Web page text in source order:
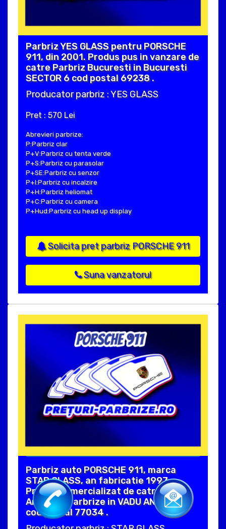
Parbriz YES GLASS pentru PORSCHE
911, din 2001. Produs pus in vanzare de
catre Parbriz Bucuresti in Bucuresti
SECTOR 6 cod postal 69238 .
Producator parbriz : YES GLASS
Pret : 570 Lei
Abrevieri parbrize:
P:Parbriz clar
P+V:Parbriz cu tenta verde
P+S:Parbriz cu parasolar
P+SE:Parbriz cu senzor
P+I:Parbriz cu incalzire
P+H:Parbriz heliomat
P+C:Parbriz cu camera
P+Hud:Parbriz cu head up display
Solicita pret parbriz PORSCHE 911
Suna vanzatorul
Parbriz auto PORSCHE 911, marca
STAR GLASS, an fabricatie 1997.
Produs comercializat de catre
Anunturi Parbrize in VADU ANEI ILFOV
cod postal 77034 .